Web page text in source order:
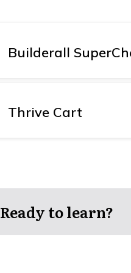
Builderall
Thrive Cart
Ready to learn?